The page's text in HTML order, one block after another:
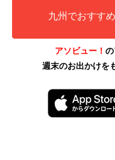
九州でおすす
アソビュー！
週末のお出かけを